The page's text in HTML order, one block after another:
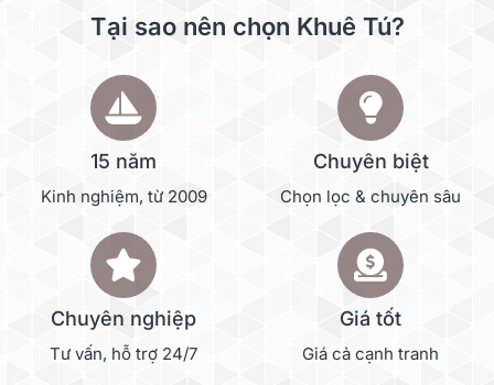
Tại sao nên chọn Khuê Tú?
15 năm
Kinh nghiệm, từ 2009
Chuyên biệt
Chọn lọc & chuyên sâu
Chuyên nghiệp
Tư vấn, hỗ trợ 24/7
Giá tốt
Giá cả cạnh tranh